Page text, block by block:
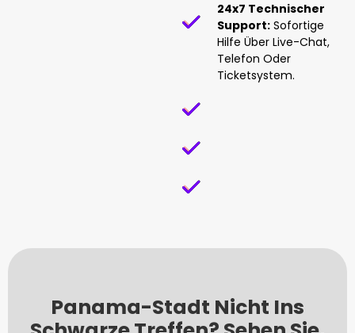
24x7 Technischer
Support: Sofortige
Hilfe Über Live-Chat,
Telefon Oder
Ticketsystem.
Panama-Stadt Nicht Ins